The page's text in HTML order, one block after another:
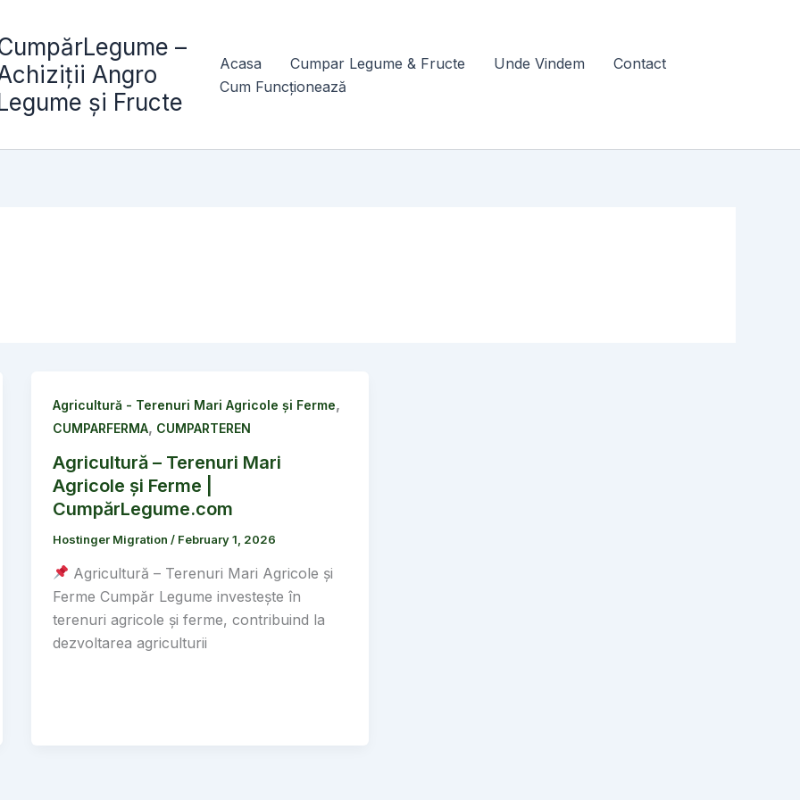
–
Angro
și Fructe
Acasa Cumpar Legume & Fructe Unde Vindem
Contact
Cum Funcționează
Agricultură - Terenuri Mari Agricole și Ferme,
CUMPARFERMA, CUMPARTEREN
Agricultură – Terenuri Mari
Agricole și Ferme |
CumpărLegume.com
Hostinger Migration / February 1, 2026
Agricultură – Terenuri Mari Agricole și
Ferme Cumpăr Legume investește în
terenuri agricole și ferme, contribuind la
dezvoltarea agriculturii